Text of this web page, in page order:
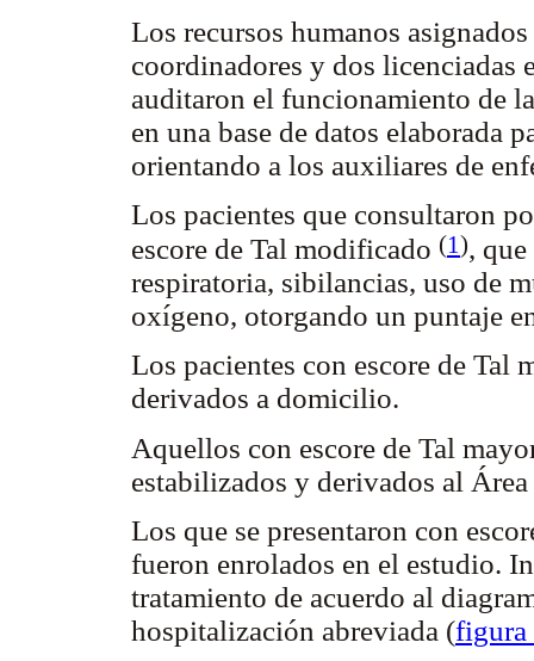
Los recursos humanos
coordinadores y dos licenciadas
auditaron el funcionamiento de
en una base de datos elaborada
orientando a los auxiliares de
Los pacientes que consultaron
escore de Tal modificado (1),
respiratoria, sibilancias, uso de
oxígeno, otorgando un puntaje
Los pacientes con escore de Tal
derivados a domicilio.
Aquellos con escore de Tal
estabilizados y derivados al
Los que se presentaron con
fueron enrolados en el estudio.
tratamiento de acuerdo al
hospitalización abreviada (figura